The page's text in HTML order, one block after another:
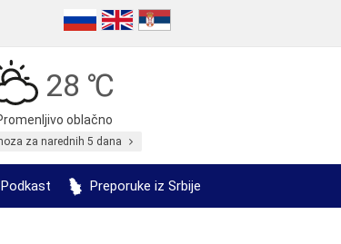
28 ℃
oblačno
za narednih 5 dana
Podkast Preporuke iz Srbije